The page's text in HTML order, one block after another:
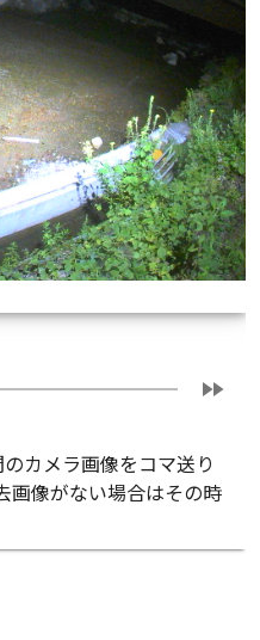
fast_forward
カメラ画像をコマ送り
画像がない場合はその時